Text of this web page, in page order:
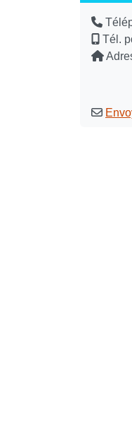
Tél.